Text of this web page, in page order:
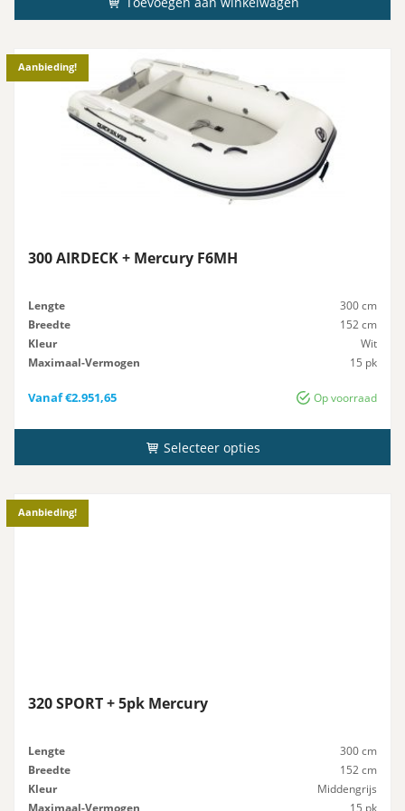
Aanbieding!
300 AIRDECK + Mercury F6MH
Lengte
300 cm
Breedte
152 cm
Kleur
Wit
Maximaal-Vermogen
15 pk
Op voorraad
Vanaf€2.951,65
Selecteer opties
Aanbieding!
320 SPORT + 5pk Mercury
Lengte
300 cm
Breedte
152 cm
Kleur
Middengrijs
Maximaal-Vermogen
15 pk